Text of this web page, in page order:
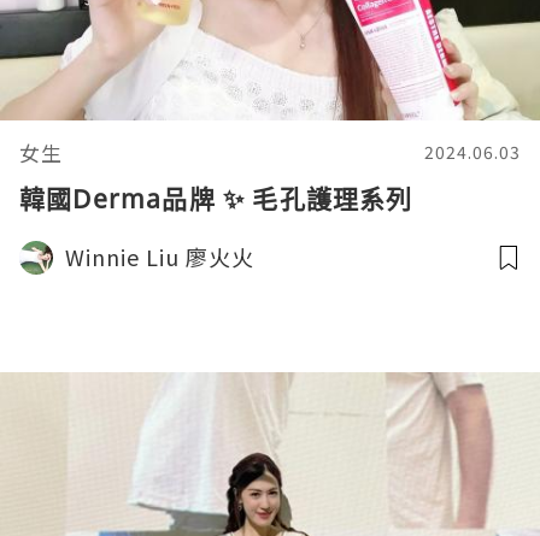
女生 2024.06.03
韓國Derma品牌 ✨ 毛孔護理系列
Winnie Liu 廖火火